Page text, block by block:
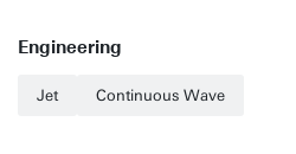
Engineering
Jet Continuous Wave